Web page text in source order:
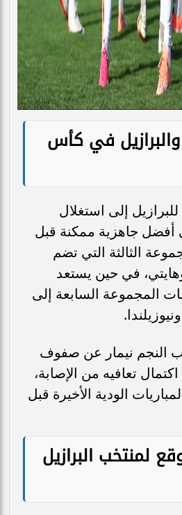
في كأس
إلى استغلال
أفضل جاهزية ممكنة قبل
الثالثة التي تضم
في حين يستعد
المجموعة السابعة إلى
النجم نيمار عن صفوف
تعافيه من الإصابة،
الودية الأخيرة قبل
لمنتخب البرازيل